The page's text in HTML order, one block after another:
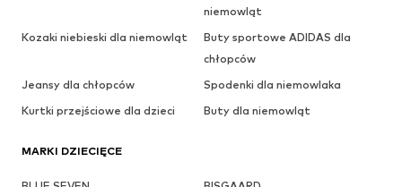
niemowląt
Kozaki niebieski dla niemowląt
Buty sportowe ADIDAS dla
chłopców
Jeansy dla chłopców
Spodenki dla niemowlaka
Kurtki przejściowe dla dzieci
Buty dla niemowląt
MARKI DZIECIĘCE